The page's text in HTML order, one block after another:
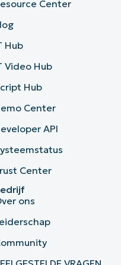
Center
Hub
Video Hub
Hub
Center
API
Center
ons